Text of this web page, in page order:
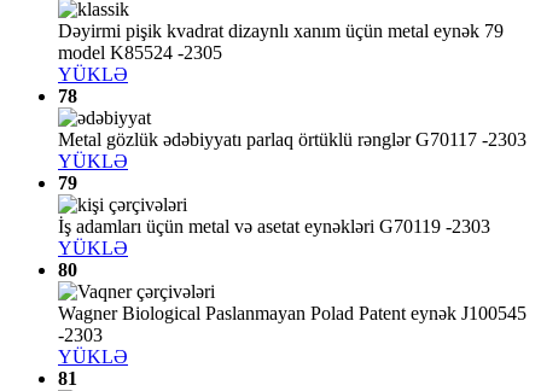
Dəyirmi pişik kvadrat dizaynlı xanım üçün metal eynək 79
model K85524 -2305
YÜKLƏ
78
Metal gözlük ədəbiyyatı parlaq örtüklü rənglər G70117 -2303
YÜKLƏ
79
İş adamları üçün metal və asetat eynəkləri G70119 -2303
YÜKLƏ
80
Wagner Biological Paslanmayan Polad Patent eynək J100545
-2303
YÜKLƏ
81